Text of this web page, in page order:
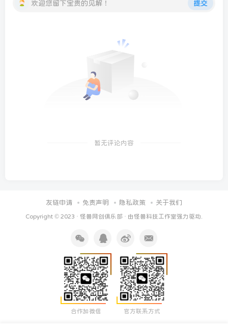
欢迎您留下宝贵的见解！ 提交
暂无评论内容
友链申请 免责声明 隐私政策 关于我们
Copyright © 2023 · 怪兽网创俱乐部 · 由怪兽科技工作室强力驱动.
合作加微信 官方联系方式